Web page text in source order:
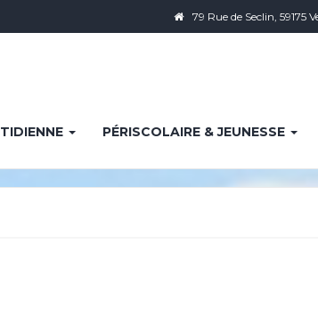
79 Rue de Seclin, 59175
PÉRISCOLAIRE & JEUNESSE